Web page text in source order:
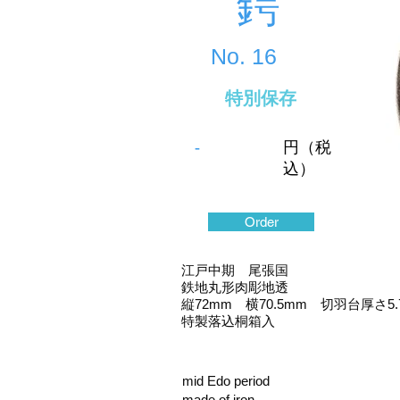
No. 16
特別保存
-
円（税
込）
Order
江戸中期 尾張国
鉄地丸形肉彫地透
縦72mm 横70.5mm 切羽台厚さ
特製落込桐箱入
mid Edo period